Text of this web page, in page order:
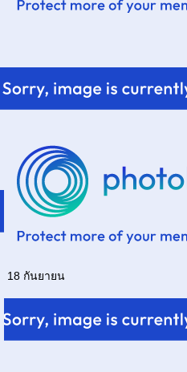
18 กันยายน